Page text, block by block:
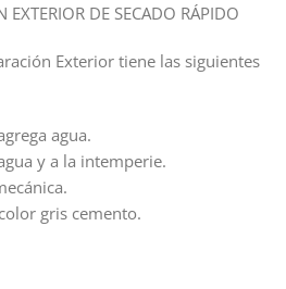
EXTERIOR DE SECADO RÁPIDO
Exterior tiene las siguientes
agua.
y a la intemperie.
gris cemento.